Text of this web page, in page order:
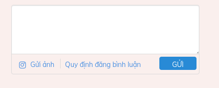
Gửi ảnh Quy định đăng bình luận GỬI